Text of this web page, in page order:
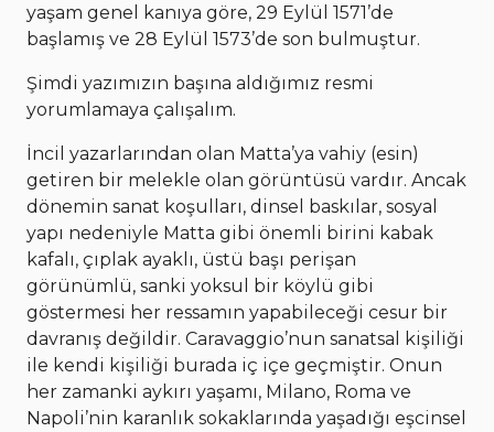
yaşam genel kanıya göre, 29 Eylül 1571’de
başlamış ve 28 Eylül 1573’de son bulmuştur.
Şimdi yazımızın başına aldığımız resmi
yorumlamaya çalışalım.
İncil yazarlarından olan Matta’ya vahiy (esin)
getiren bir melekle olan görüntüsü vardır. Ancak
dönemin sanat koşulları, dinsel baskılar, sosyal
yapı nedeniyle Matta gibi önemli birini kabak
kafalı, çıplak ayaklı, üstü başı perişan
görünümlü, sanki yoksul bir köylü gibi
göstermesi her ressamın yapabileceği cesur bir
davranış değildir. Caravaggio’nun sanatsal kişiliği
ile kendi kişiliği burada iç içe geçmiştir. Onun
her zamanki aykırı yaşamı, Milano, Roma ve
Napoli’nin karanlık sokaklarında yaşadığı eşcinsel